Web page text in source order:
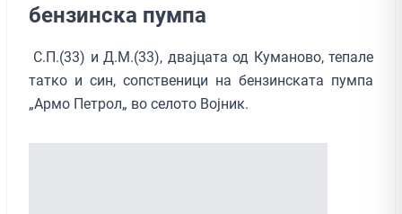
бензинска пумпа
С.П.(33) и Д.М.(33), двајцата од Куманово, тепале
татко и син, сопственици на бензинската пумпа
„Армо Петрол„ во селото Војник.